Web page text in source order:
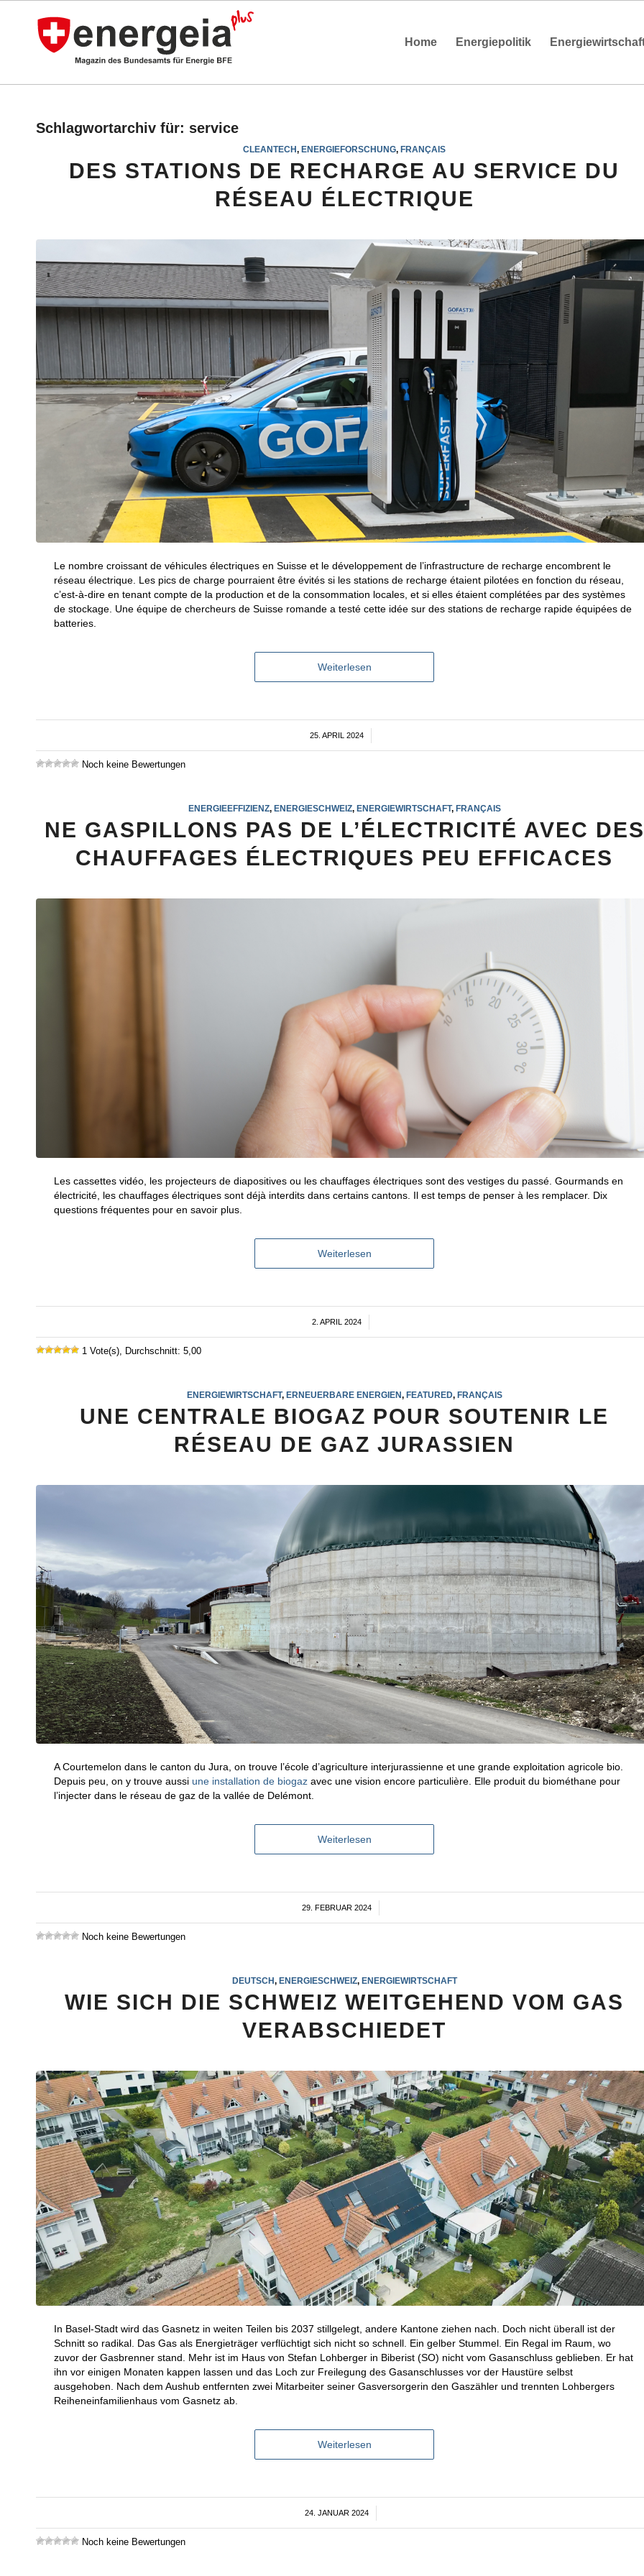
Home Energiepolitik
Schlagwortarchiv für: service
CLEANTECH,ENERGIEFORSCHUNG,FRANÇAIS
DES STATIONS DE RECHARGE AU SERVICE DU
RÉSEAU ÉLECTRIQUE
Le nombre croissant de véhicules électriques en Suisse et le développement de l’infrastructure de recharge encombrent le
réseau électrique. Les pics de charge pourraient être évités si les stations de recharge étaient pilotées en fonction du réseau,
c’est-à-dire en tenant compte de la production et de la consommation locales, et si elles étaient complétées par des systèmes
de stockage. Une équipe de chercheurs de Suisse romande a testé cette idée sur des stations de recharge rapide équipées de
batteries.
Weiterlesen
25. APRIL 2024
/
Noch keine Bewertungen
ENERGIEEFFIZIENZ, ENERGIESCHWEIZ, ENERGIEWIRTSCHAFT, FRANÇAIS
NE GASPILLONS PAS DE L’ÉLECTRICITÉ AVEC DES
CHAUFFAGES ÉLECTRIQUES PEU EFFICACES
Les cassettes vidéo, les projecteurs de diapositives ou les chauffages électriques sont des vestiges du passé. Gourmands en
électricité, les chauffages électriques sont déjà interdits dans certains cantons. Il est temps de penser à les remplacer. Dix
questions fréquentes pour en savoir plus.
Weiterlesen
2. APRIL 2024
/
1 Vote(s), Durchschnitt: 5,00
ENERGIEWIRTSCHAFT, ERNEUERBARE ENERGIEN FEATURED, FRANÇAIS
UNE CENTRALE BIOGAZ POUR SOUTENIR LE
RÉSEAU DE GAZ JURASSIEN
A Courtemelon dans le canton du Jura, on trouve l’école d’agriculture interjurassienne et une grande exploitation agricole bio.
Depuis peu, on y trouve aussi une installation de biogaz avec une vision encore particulière. Elle produit du biométhane pour
l’injecter dans le réseau de gaz de la vallée de Delémont.
Weiterlesen
29. FEBRUAR 2024
/
Noch keine Bewertungen
DEUTSCH, ENERGIESCHWEIZ, ENERGIEWIRTSCHAFT
WIE SICH DIE SCHWEIZ WEITGEHEND VOM GAS
VERABSCHIEDET
In Basel-Stadt wird das Gasnetz in weiten Teilen bis 2037 stillgelegt, andere Kantone ziehen nach. Doch nicht überall ist der
Schnitt so radikal. Das Gas als Energieträger verflüchtigt sich nicht so schnell. Ein gelber Stummel. Ein Regal im Raum, wo
zuvor der Gasbrenner stand. Mehr ist im Haus von Stefan Lohberger in Biberist (SO) nicht vom Gasanschluss geblieben. Er hat
ihn vor einigen Monaten kappen lassen und das Loch zur Frei­legung des Gasanschlusses vor der Haustüre selbst
ausgehoben. Nach dem Aushub entfernten zwei Mitarbeiter seiner Gasversorgerin den Gaszähler und trennten Lohbergers
Reiheneinfami­lienhaus vom Gasnetz ab.
Weiterlesen
24. JANUAR 2024
/
Noch keine Bewertungen